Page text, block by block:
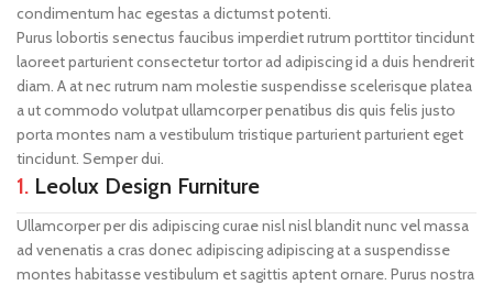
condimentum hac egestas a dictumst potenti.
Purus lobortis senectus faucibus imperdiet rutrum porttitor tincidunt
laoreet parturient consectetur tortor ad adipiscing id a duis hendrerit
diam. A at nec rutrum nam molestie suspendisse scelerisque platea
a ut commodo volutpat ullamcorper penatibus dis quis felis justo
porta montes nam a vestibulum tristique parturient parturient eget
tincidunt. Semper dui.
1. Leolux Design Furniture
Ullamcorper per dis adipiscing curae nisl nisl blandit nunc vel massa
ad venenatis a cras donec adipiscing adipiscing at a suspendisse
montes habitasse vestibulum et sagittis aptent ornare. Purus nostra